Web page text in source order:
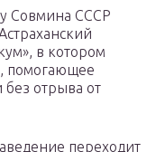
Совмина СССР
в котором
помогающее
без отрыва от
переходит